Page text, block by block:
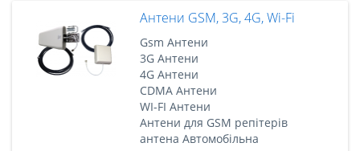
Антени GSM, 3G, 4G, Wi-Fi
Gsm Антени
3G Антени
4G Антени
CDMA Антени
WI-FI Антени
Антени для GSM репітерів
антена Автомобільна